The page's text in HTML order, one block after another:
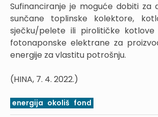
Sufinanciranje je moguće dobiti za
sunčane toplinske kolektore,
sječku/pelete ili pirolitičke
fotonaponske elektrane za
energije za vlastitu potrošnju.
(HINA, 7. 4. 2022.)
energija okoliš fond